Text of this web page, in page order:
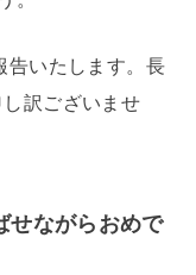
告いたします。長
訳ございませ
せながらおめで